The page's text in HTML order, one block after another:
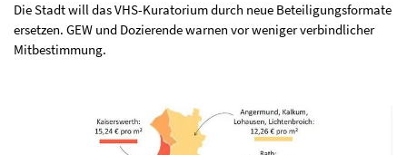
Die Stadt will das VHS-Kuratorium durch neue Beteiligungsformate
ersetzen. GEW und Dozierende warnen vor weniger verbindlicher
Mitbestimmung.